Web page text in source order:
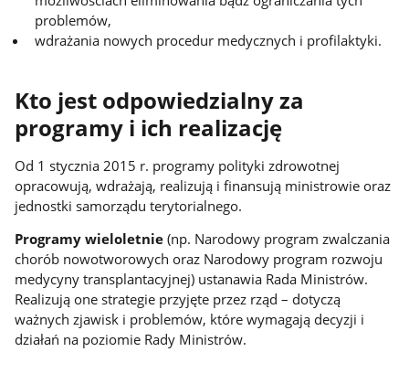
problemów,
wdrażania nowych procedur medycznych i profilaktyki.
Kto jest odpowiedzialny za
programy i ich realizację
Od 1 stycznia 2015 r. programy polityki zdrowotnej
opracowują, wdrażają, realizują i finansują ministrowie oraz
jednostki samorządu terytorialnego.
Programy wieloletnie(np. Narodowy program zwalczania
chorób nowotworowych oraz Narodowy program rozwoju
medycyny transplantacyjnej) ustanawia Rada Ministrów.
Realizują one strategie przyjęte przez rząd – dotyczą
ważnych zjawisk i problemów, które wymagają decyzji i
działań na poziomie Rady Ministrów.